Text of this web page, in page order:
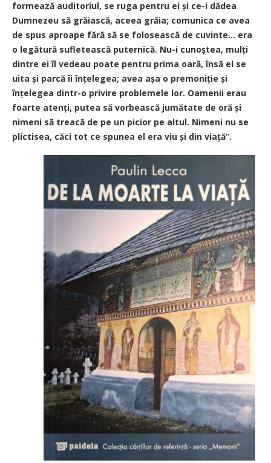
formează auditoriul, se ruga pentru ei și ce-i dădea
Dumnezeu să grăiască, aceea grăia; comunica ce avea
de spus aproape fără să se folosească de cuvinte... era
o legătură sufletească puternică. Nu-i cunoștea, mulți
dintre ei îl vedeau poate pentru prima oară, însă el se
uita și parcă îi înțelegea; avea așa o premoniție și
înțelegea dintr-o privire problemele lor. Oamenii erau
foarte atenți, putea să vorbească jumătate de oră și
nimeni să treacă de pe un picior pe altul. Nimeni nu se
plictisea, căci tot ce spunea el era viu și din viață”.